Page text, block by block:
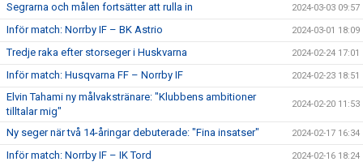
Segrarna och målen fortsätter att rulla in 2024-03-03 09:57
Inför match: Norrby IF – BK Astrio 2024-03-01 18:09
Tredje raka efter storseger i Huskvarna 2024-02-24 17:01
Inför match: Husqvarna FF – Norrby IF 2024-02-23 18:51
Elvin Tahami ny målvakstränare: "Klubbens ambitioner
tilltalar mig"
2024-02-20 11:53
Ny seger när två 14-åringar debuterade: "Fina insatser" 2024-02-17 16:34
Inför match: Norrby IF – IK Tord 2024-02-16 18:24